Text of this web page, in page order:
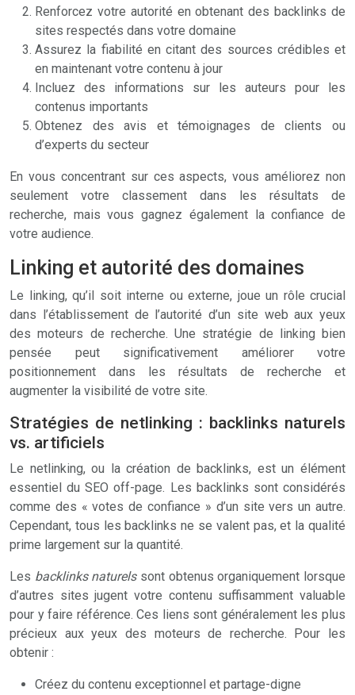
Renforcez votre autorité en obtenant des backlinks de
sites respectés dans votre domaine
Assurez la fiabilité en citant des sources crédibles et
en maintenant votre contenu à jour
Incluez des informations sur les auteurs pour les
contenus importants
Obtenez des avis et témoignages de clients ou
d’experts du secteur
En vous concentrant sur ces aspects, vous améliorez non
seulement votre classement dans les résultats de
recherche, mais vous gagnez également la confiance de
votre audience.
Linking et autorité des domaines
Le linking, qu’il soit interne ou externe, joue un rôle crucial
dans l’établissement de l’autorité d’un site web aux yeux
des moteurs de recherche. Une stratégie de linking bien
pensée peut significativement améliorer votre
positionnement dans les résultats de recherche et
augmenter la visibilité de votre site.
Stratégies de netlinking : backlinks naturels
vs. artificiels
Le netlinking, ou la création de backlinks, est un élément
essentiel du SEO off-page. Les backlinks sont considérés
comme des « votes de confiance » d’un site vers un autre.
Cependant, tous les backlinks ne se valent pas, et la qualité
prime largement sur la quantité.
Les backlinks naturels sont obtenus organiquement lorsque
d’autres sites jugent votre contenu suffisamment valuable
pour y faire référence. Ces liens sont généralement les plus
précieux aux yeux des moteurs de recherche. Pour les
obtenir :
Créez du contenu exceptionnel et partage-digne